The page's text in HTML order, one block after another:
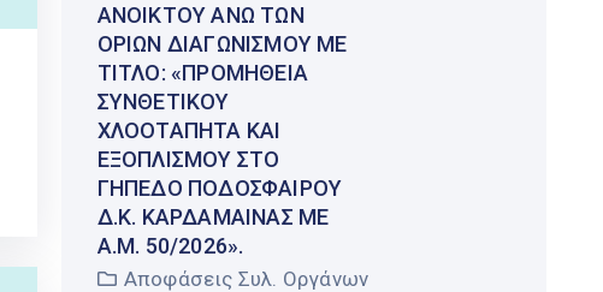
ΑΝΟΙΚΤΟΎ ΆΝΩ ΤΩΝ
ΟΡΊΩΝ ΔΙΑΓΩΝΙΣΜΟΎ ΜΕ
ΤΊΤΛΟ: «ΠΡΟΜΉΘΕΙΑ
ΣΥΝΘΕΤΙΚΟΎ
ΧΛΟΟΤΆΠΗΤΑ ΚΑΙ
ΕΞΟΠΛΙΣΜΟΎ ΣΤΟ
ΓΉΠΕΔΟ ΠΟΔΟΣΦΑΊΡΟΥ
Δ.Κ. ΚΑΡΔΆΜΑΙΝΑΣ ΜΕ
Α.Μ. 50/2026».
Αποφάσεις Συλ. Οργάνων